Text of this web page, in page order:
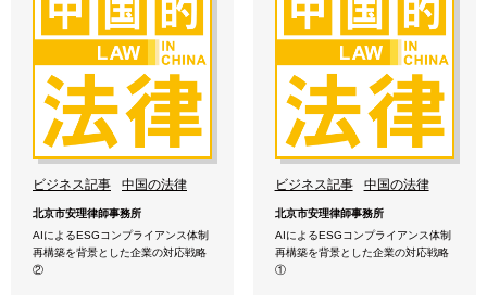
ビジネス記事 中国の法律
北京市安理律師事務所
AIによるESGコンプライアンス体制
再構築を背景とした企業の対応戦略
②
ビジネス記事 中国の法律
北京市安理律師事務所
AIによるESGコンプライアンス体制
再構築を背景とした企業の対応戦略
①